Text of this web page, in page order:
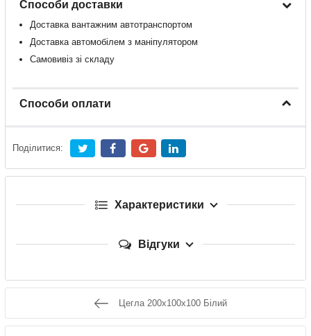
Способи доставки
Доставка вантажним автотранспортом
Доставка автомобілем з маніпулятором
Самовивіз зі складу
Способи оплати
Поділитися:
Характеристики
Відгуки
Цегла 200х100х100 Білий